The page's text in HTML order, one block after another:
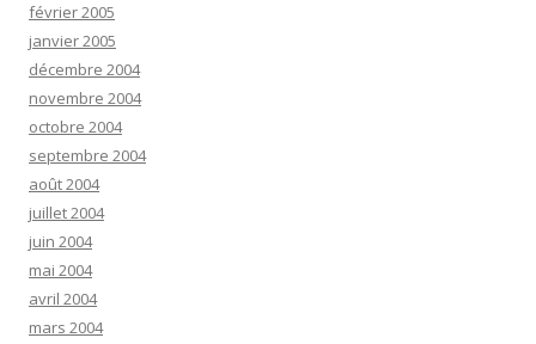
février 2005
janvier 2005
décembre 2004
novembre 2004
octobre 2004
septembre 2004
août 2004
juillet 2004
juin 2004
mai 2004
avril 2004
mars 2004